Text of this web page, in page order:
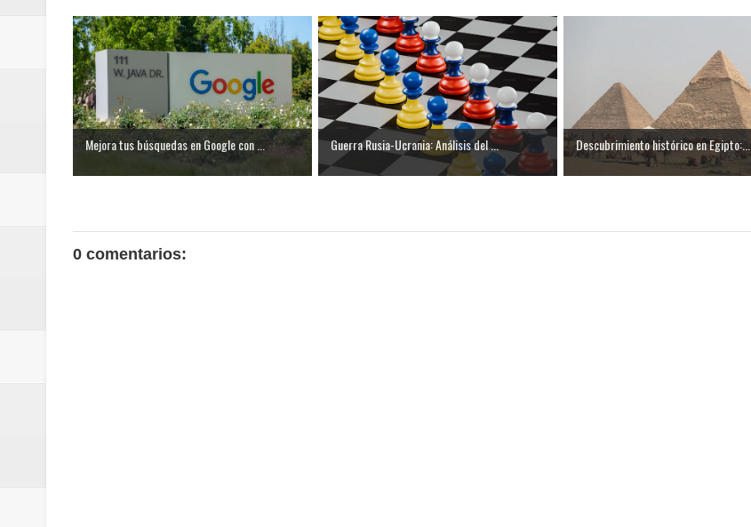
Mejora tus búsquedas en Google con ... Guerra Rusia-Ucrania: Análisis del ... Descubrimiento histórico en Egipto:...
0 comentarios: